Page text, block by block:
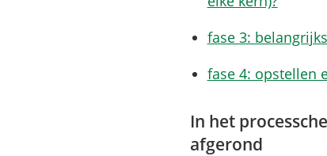
fase 3:
fase 4: opstellen
In het
afgerond